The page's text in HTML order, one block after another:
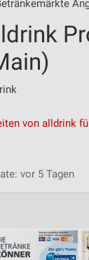
von alldrink
vor 5 Tagen